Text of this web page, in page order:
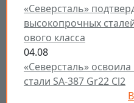
«Северсталь»
высокопрочных
ового класса
04.08
«Северсталь»
стали SA-387 Gr22 Cl2